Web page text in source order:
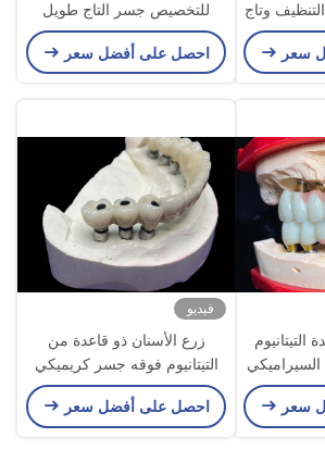
وتاج
سعر
للتخصيص جسر التاج طويل
الأمد لسهولة النظافة
احصل على أفضل سعر
التيتانيوم
السيراميكي
سعر
فيديو
زرع الأسنان ذو قاعدة من
التيتانيوم فوقه جسر كريميكي
جميل لخلق استعادة مثالية
احصل على أفضل سعر